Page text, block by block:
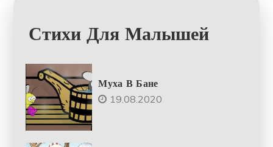
Стихи Для Малышей
Муха В Бане
19.08.2020